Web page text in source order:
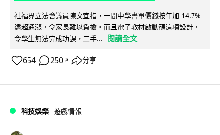
社福界立法會議員陳文宜指，一間中學書單價錢按年加 14.7%
遠超通漲，令家長難以負擔。而且電子教材啟動碼這項設計，
令學生無法完成功課，二手...
閱讀全文
654 250 ↗ 分享
科技娛樂 遊戲情報